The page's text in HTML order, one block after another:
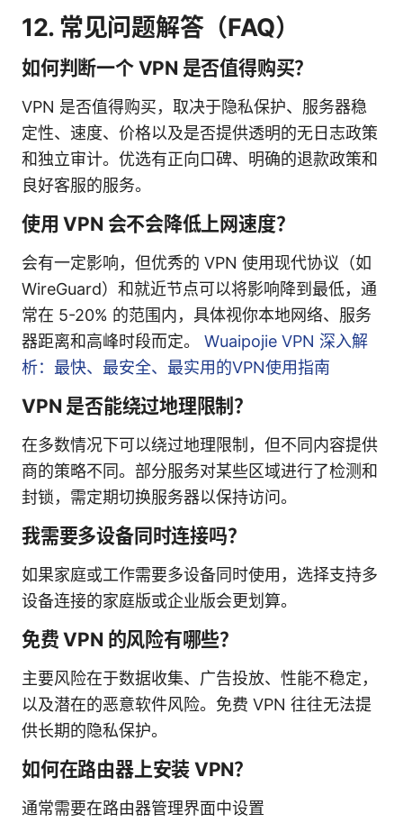
12. 常见问题解答（FAQ）
如何判断一个 VPN 是否值得购买？
VPN 是否值得购买，取决于隐私保护、服务器稳
定性、速度、价格以及是否提供透明的无日志政策
和独立审计。优选有正向口碑、明确的退款政策和
良好客服的服务。
使用 VPN 会不会降低上网速度？
会有一定影响，但优秀的 VPN 使用现代协议（如
WireGuard）和就近节点可以将影响降到最低，通
常在 5-20% 的范围内，具体视你本地网络、服务
器距离和高峰时段而定。 Wuaipojie VPN 深入解
析：最快、最安全、最实用的VPN使用指南
VPN 是否能绕过地理限制？
在多数情况下可以绕过地理限制，但不同内容提供
商的策略不同。部分服务对某些区域进行了检测和
封锁，需定期切换服务器以保持访问。
我需要多设备同时连接吗？
如果家庭或工作需要多设备同时使用，选择支持多
设备连接的家庭版或企业版会更划算。
免费 VPN 的风险有哪些？
主要风险在于数据收集、广告投放、性能不稳定，
以及潜在的恶意软件风险。免费 VPN 往往无法提
供长期的隐私保护。
如何在路由器上安装 VPN？
通常需要在路由器管理界面中设置